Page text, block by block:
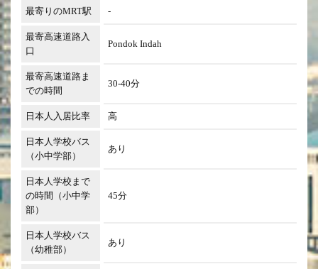
最寄りのMRT駅 -
最寄高速道路入
口
Pondok Indah
最寄高速道路ま
での時間
30-40分
日本人入居比率 高
日本人学校バス
（小中学部）
あり
日本人学校まで
の時間（小中学
部）
45分
日本人学校バス
（幼稚部）
あり